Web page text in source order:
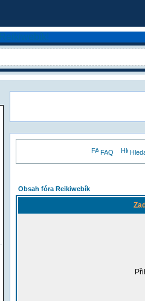
FAQ
Obsah fóra Reikiwebík